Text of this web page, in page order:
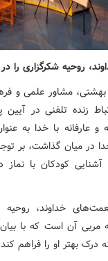
روحیه شکرگزاری را
مشاور علمی و
زنده تلفنی در آیین
و عارفانه با خدا به
در میان گذاشت، بر
کودکان با نماز
خداوند، روحیه
مربی آن است که با
درک بهتر او را فراهم